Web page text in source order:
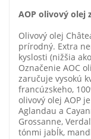
AOP olivový olej
Olivový olej
prírodný. Extra
kyslosti (nižšia
Označenie AOC
zaručuje vysokú
francúzskeho,
olivový olej AOP
Aglandau a
Grossanne,
tónmi jabĺk,